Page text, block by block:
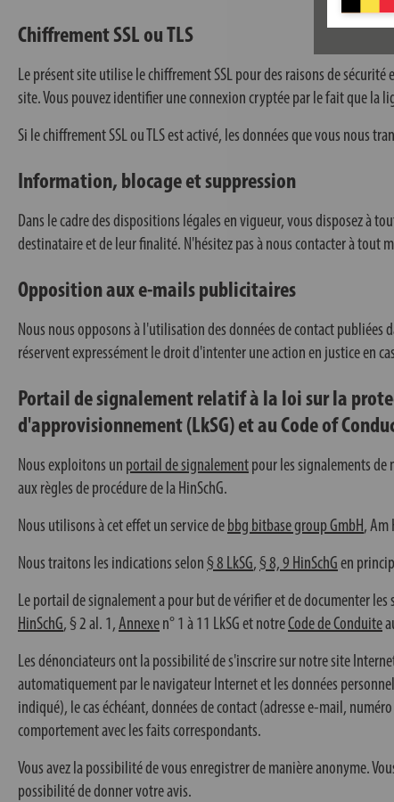
Chiffrement SSL ou TLS
Le présent site utilise le chiffrement SSL pour des raisons de
site. Vous pouvez identifier une connexion cryptée par le fait que la
Si le chiffrement SSL ou TLS est activé, les données que vous nous
Information, blocage et suppression
Dans le cadre des dispositions légales en vigueur, vous disposez à
destinataire et de leur finalité. N'hésitez pas à nous contacter à tout
Opposition aux e-mails publicitaires
Nous nous opposons à l'utilisation des données de contact
réservent expressément le droit d'intenter une action en justice en
Portail de signalement relatif à la loi sur la
d'approvisionnement (LkSG) et au Code of
Nous exploitons un portail de signalement pour les signalements de
aux règles de procédure de la HinSchG.
Nous utilisons à cet effet un service de bbg bitbase group GmbH, Am
Nous traitons les indications selon § 8 LkSG, § 8, 9 HinSchG en
Le portail de signalement a pour but de vérifier et de documenter
HinSchG, § 2 al. 1, Annexe n° 1 à 11 LkSG et notreCode de Conduite
Les dénonciateurs ont la possibilité de s'inscrire sur notre site
automatiquement par le navigateur Internet et les données
indiqué), le cas échéant, données de contact (adresse e-mail,
comportement avec les faits correspondants.
Vous avez la possibilité de vous enregistrer de manière anonyme.
possibilité de donner votre avis.